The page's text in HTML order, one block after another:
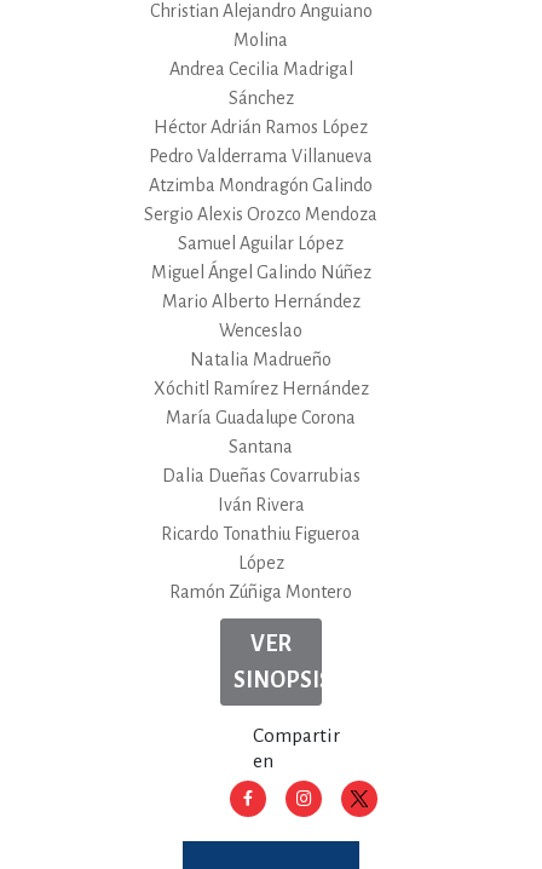
Christian Alejandro Anguiano
Molina
Andrea Cecilia Madrigal
Sánchez
Héctor Adrián Ramos López
Pedro Valderrama Villanueva
Atzimba Mondragón Galindo
Sergio Alexis Orozco Mendoza
Samuel Aguilar López
Miguel Ángel Galindo Núñez
Mario Alberto Hernández
Wenceslao
Natalia Madrueño
Xóchitl Ramírez Hernández
María Guadalupe Corona
Santana
Dalia Dueñas Covarrubias
Iván Rivera
Ricardo Tonathiu Figueroa
López
Ramón Zúñiga Montero
VER
SINOPSIS
Compartir
en